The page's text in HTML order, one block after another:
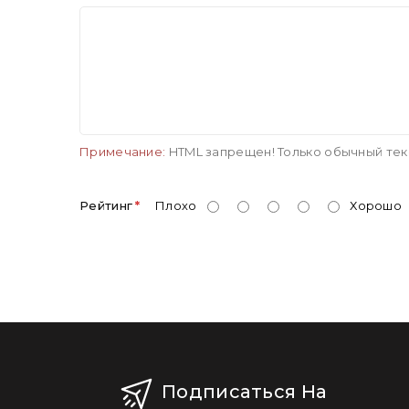
Примечание: HTML запрещен! Только обычный
Рейтинг Плохо Хорошо
Подписаться На